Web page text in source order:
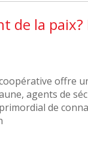
de la
offre
agents de
de